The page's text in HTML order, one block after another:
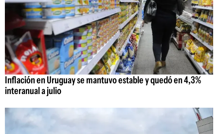
Inflación en Uruguay se mantuvo estable y quedó en 4,3%
interanual a julio